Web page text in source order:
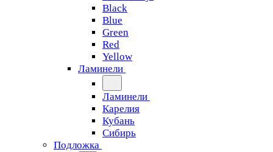
Black
Blue
Green
Red
Yellow
Ламинели
Ламинели
Карелия
Кубань
Сибирь
Подложка